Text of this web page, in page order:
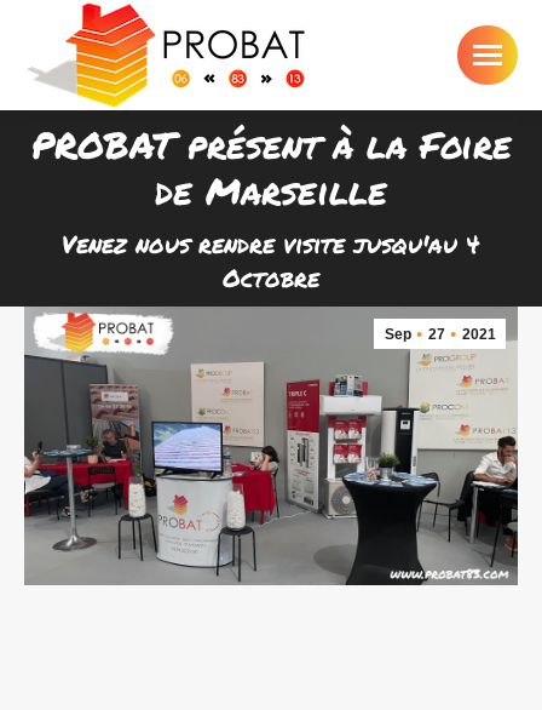
PROBAT présent à la Foire
de Marseille
Venez nous rendre visite jusqu'au 4
Octobre
Vous êtes ici :
Sep 27 2021